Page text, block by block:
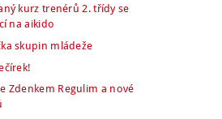
kurz trenérů 2. třídy se
na aikido
skupin mládeže
Zdenkem Regulim a nové